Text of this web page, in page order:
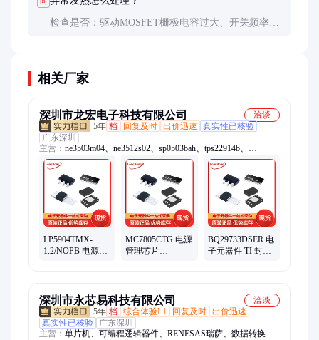
检查是否：驱动MOSFET栅极电容过大、开关频率过
相关厂家
深圳市龙宏电子科技有限公司
洽谈
5年 档 回复及时 出价迅速
真实性已核验
广东深圳
主营： ne3503m04、ne3512s02、sp0503bah、tps22914b、
iso1044bd、lt8410edc、保险丝、比较器、b02p-vl-r、ase5s4010、
触发器、解码器、thvd1500d、thvd1451d、sy8032abc、
hip2100ib、opa4172id、连接器、mx1a-11nw、lshd-7501、
ths4531id、二极管、hsmm-c170、lf353dre4、装原封
LP5904TMX-
1.2/NOPB 电源管
MC7805CTG 电源
管理芯片
BQ29733DSER 电
子元器件 TI 封装
深圳市永芯易科技有限公司
洽谈
5年 档 综合体验L1 回复及时 出价迅速
真实性已核验
广东深圳
主营： 单片机、可编程逻辑器件、RENESAS瑞萨、数据转换芯